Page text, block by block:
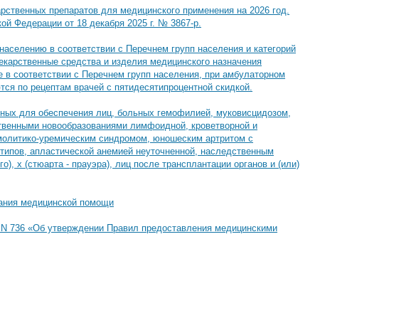
препаратов для медицинского применения на 2026 год.
Федерации от 18 декабря 2025 г. № 3867-р.
в соответствии с Перечнем групп населения и категорий
средства и изделия медицинского назначения
соответствии с Перечнем групп населения, при амбулаторном
по рецептам врачей с пятидесятипроцентной скидкой.
для обеспечения лиц, больных гемофилией, муковисцидозом,
новообразованиями лимфоидной, кроветворной и
уремическим синдромом, юношеским артритом с
апластической анемией неуточненной, наследственным
x (стюарта - прауэра), лиц после трансплантации органов и (или)
медицинской помощи
736 «Об утверждении Правил предоставления медицинскими